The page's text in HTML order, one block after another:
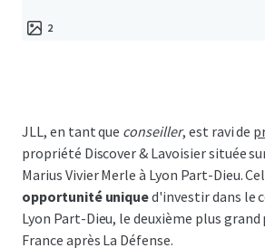
2
JLL, en tant que conseiller, est ravi de
propriété Discover & Lavoisier située
Marius Vivier Merle à Lyon Part-Dieu.
opportunité uniqued'investir dans le
Lyon Part-Dieu, le deuxième plus
France après La Défense.